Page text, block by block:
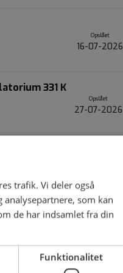
Opslået
16-07-2026
331 K
Opslået
27-07-2026
02-07-2026
(BUC),
15-07-2026
trafik. Vi deler også
som kan
de har indsamlet fra din
Funktionalitet